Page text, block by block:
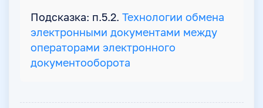
Подсказка: п.5.2. Технологии обмена
электронными документами между
операторами электронного
документооборота